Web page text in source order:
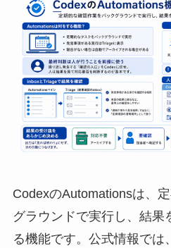
CodexのAutomationsは、
グラウンドで実行し、結果
る機能です。公式情報では